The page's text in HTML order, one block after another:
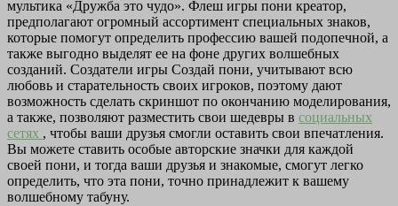
мультика «Дружба это чудо». Флеш игры пони креатор,
предполагают огромный ассортимент специальных знаков,
которые помогут определить профессию вашей подопечной, а
также выгодно выделят ее на фоне других волшебных
созданий. Создатели игры Создай пони, учитывают всю
любовь и старательность своих игроков, поэтому дают
возможность сделать скриншот по окончанию моделирования,
а также, позволяют разместить свои шедевры в социальных
сетях , чтобы ваши друзья смогли оставить свои впечатления.
Вы можете ставить особые авторские значки для каждой
своей пони, и тогда ваши друзья и знакомые, смогут легко
определить, что эта пони, точно принадлежит к вашему
волшебному табуну.